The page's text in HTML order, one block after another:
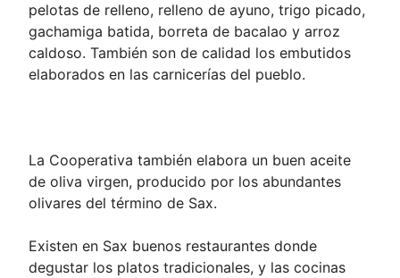
pelotas de relleno, relleno de ayuno, trigo picado,
gachamiga batida, borreta de bacalao y arroz
caldoso. También son de calidad los embutidos
elaborados en las carnicerías del pueblo.
La Cooperativa también elabora un buen aceite
de oliva virgen, producido por los abundantes
olivares del término de Sax.
Existen en Sax buenos restaurantes donde
degustar los platos tradicionales, y las cocinas